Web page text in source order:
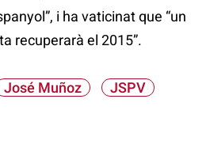
i ha vaticinat que “un
recuperarà el 2015”.
José Muñoz
JSPV